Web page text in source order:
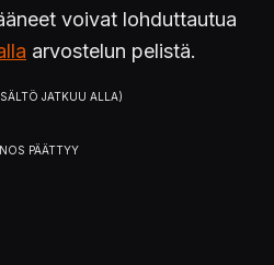
voivat lohduttautua
arvostelun pelistä.